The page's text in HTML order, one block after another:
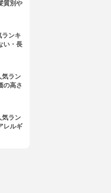
質別や
ランキ
い・長
気ラン
の高さ
気ラン
レルギ